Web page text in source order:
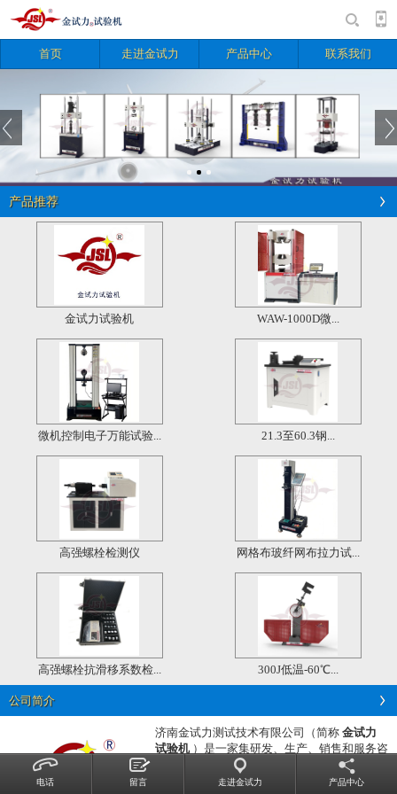
首页 走进金试力 产品中心 联系我们
产品推荐
金试力试验机 WAW-1000D微...
微机控制电子万能试验... 21.3至60.3钢...
高强螺栓检测仪 网格布玻纤网布拉力试...
高强螺栓抗滑移系数检... 300J低温-60℃...
公司简介
济南金试力测试技术有限公司（简称 金试力
试验机）是一家集研发、生产、销售和服务咨
询为一体的技术生产型企业。
电子万能试验机，
液压万能试验机，
电话 留言 走进金试力 产品中心